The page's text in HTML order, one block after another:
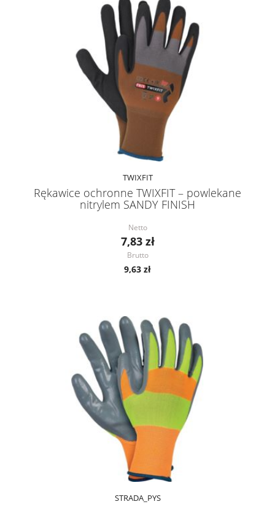
TWIXFIT
Rękawice ochronne TWIXFIT – powlekane
nitrylem SANDY FINISH
Netto
7,83 zł
Brutto
9,63 zł
STRADA_PYS